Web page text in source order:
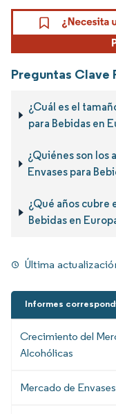
Preguntas Clave
¿Cuál es el
para Bebidas en
¿Quiénes son los
Envases para
¿Qué años cubre
Bebidas en
Última
Informes
Crecimiento del
Alcohólicas
Mercado de